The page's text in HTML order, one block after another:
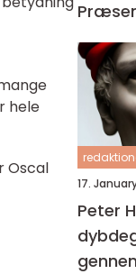
hele
Oscal
17.
Peter